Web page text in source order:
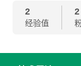
2
经验值
2